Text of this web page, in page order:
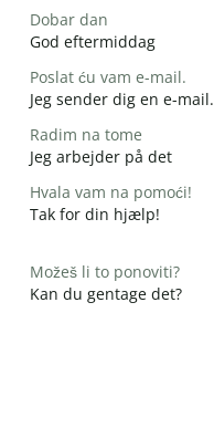
Dobar dan
God eftermiddag
Poslat ću vam e-mail.
Jeg sender dig en e-mail.
Radim na tome
Jeg arbejder på det
Hvala vam na pomoći!
Tak for din hjælp!
Možeš li to ponoviti?
Kan du gentage det?